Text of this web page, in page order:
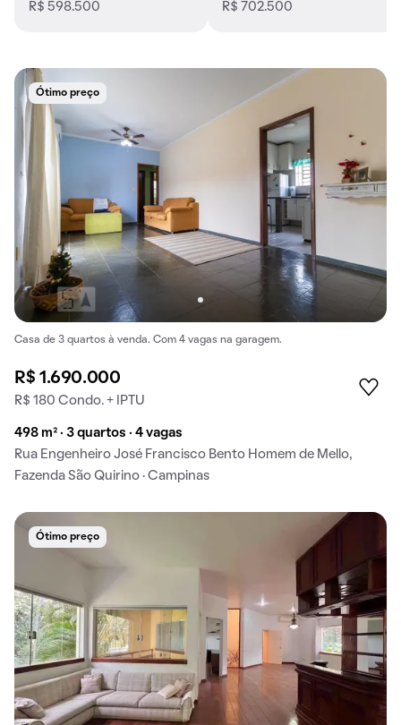
R$ 598.500
R$ 702.500
Ótimo preço
Casa de 3 quartos à venda. Com 4 vagas na garagem.
R$ 1.690.000
R$ 180 Condo. + IPTU
498 m² · 3 quartos · 4 vagas
Rua Engenheiro José Francisco Bento Homem de Mello,
Fazenda São Quirino · Campinas
Ótimo preço